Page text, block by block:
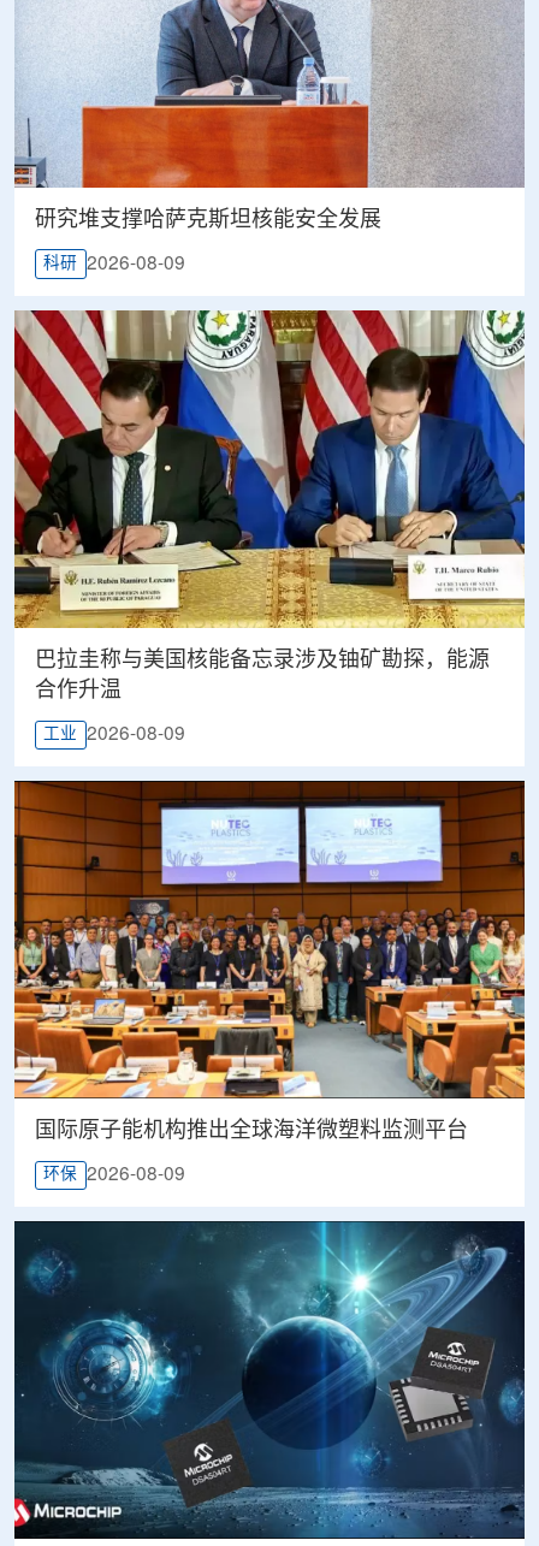
研究堆支撑哈萨克斯坦核能安全发展
科研 2026-08-09
巴拉圭称与美国核能备忘录涉及铀矿勘探，能源
合作升温
工业 2026-08-09
国际原子能机构推出全球海洋微塑料监测平台
环保 2026-08-09